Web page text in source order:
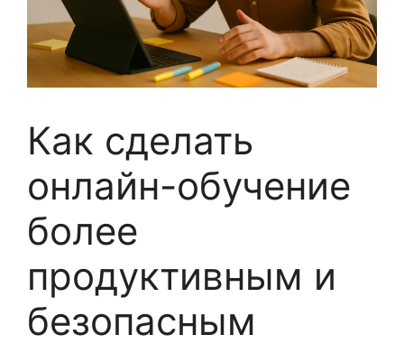
Как сделать
онлайн-обучение
более
продуктивным и
безопасным